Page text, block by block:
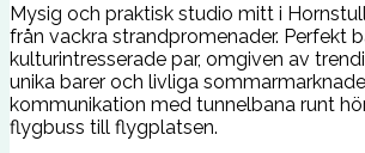
Mysig och praktisk studio mitt i
från vackra strandpromenader. Perfekt
kulturintresserade par, omgiven av
unika barer och livliga
kommunikation med tunnelbana runt
flygbuss till flygplatsen.